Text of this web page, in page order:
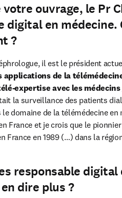
votre ouvrage, le Pr
digital en médecine.
?
il est le président
applications de la
expertise avec les
la surveillance des patients
domaine de la télémédecine
France et je crois que le
France en 1989 (…) dans la
responsable digital
dire plus ?